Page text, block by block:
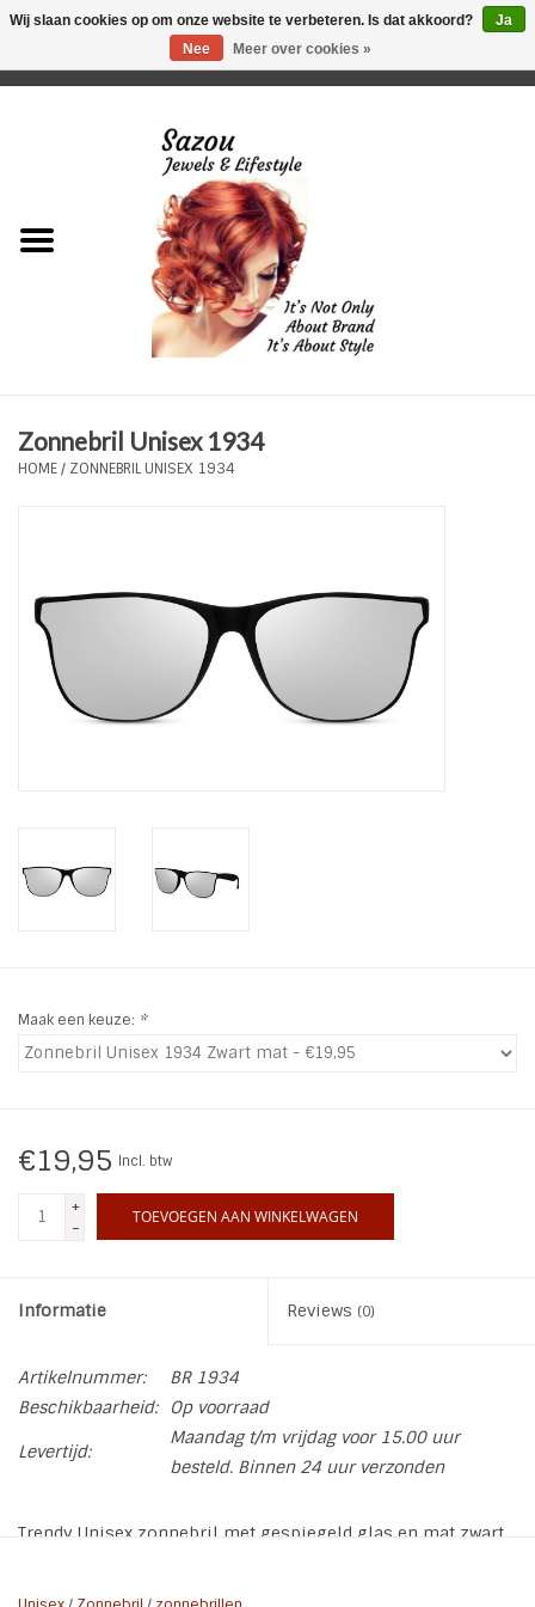
Just for Him
Plus Size Sieraden
Haaraccesoires
Zonnebrillen
LIFESTYLE PRODUCTEN
Zonnebril Unisex 1934
HOME/ ZONNEBRIL UNISEX 1934
Maak een keuze: *
€19,95 Incl. btw
+
-
TOEVOEGEN AAN WINKELWAGEN
Informatie Reviews (0)
Artikelnummer:
BR 1934
Beschikbaarheid:
Op voorraad
Levertijd:
Maandag t/m vrijdag voor 15.00 uur
besteld. Binnen 24 uur verzonden
Trendy Unisex zonnebril met gespiegeld glas en mat zwart
Wij slaan cookies op om onze website te verbeteren. Is dat akkoord?
Ja
Nee
Meer over cookies »